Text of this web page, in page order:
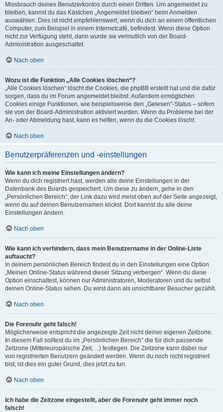
Missbrauch deines Benutzerkontos durch einen Dritten. Um angemeldet zu
bleiben, kannst du das Kästchen „Angemeldet bleiben“ beim Anmelden
auswählen. Dies ist nicht empfehlenswert, wenn du dich an einem öffentlichen
Computer, zum Beispiel in einem Internetcafé, befindest. Wenn diese Option
nicht zur Verfügung steht, dann wurde sie vermutlich von der Board-
Administration ausgeschaltet.
Nach oben
Wozu ist die Funktion „Alle Cookies löschen“?
„Alle Cookies löschen“ löscht die Cookies, die phpBB erstellt hat und die dafür
sorgen, dass du im Forum angemeldet bleibst. Außerdem ermöglichen
Cookies einige Funktionen, wie beispielsweise den „Gelesen“-Status – sofern
sie von der Board-Administration aktiviert wurden. Wenn du Probleme bei der
An- oder Abmeldung hast, kann es helfen, wenn du die Cookies löscht.
Nach oben
Benutzerpräferenzen und -einstellungen
Wie kann ich meine Einstellungen ändern?
Wenn du dich registriert hast, werden alle deine Einstellungen in der
Datenbank des Boards gespeichert. Um diese zu ändern, gehe in den
„Persönlichen Bereich“; der Link dazu wird meist oben auf der Seite angezeigt,
wenn du auf deinen Benutzernamen klickst. Dort kannst du alle deine
Einstellungen ändern.
Nach oben
Wie kann ich verhindern, dass mein Benutzername in der Online-Liste
auftaucht?
In deinem persönlichen Bereich findest du in den Einstellungen eine Option
„Meinen Online-Status während dieser Sitzung verbergen“. Wenn du diese
Option einschaltest, können nur Administratoren, Moderatoren und du selbst
deinen Online-Status sehen. Du wirst dann als unsichtbarer Besucher gezählt.
Nach oben
Die Forenuhr geht falsch!
Möglicherweise entspricht die angezeigte Zeit nicht deiner eigenen Zeitzone.
In diesem Fall solltest du im „Persönlichen Bereich“ die für dich passende
Zeitzone (Mitteleuropäische Zeit, ...) festlegen. Die Zeitzone kann dabei nur
von registrierten Benutzern geändert werden. Wenn du noch nicht registriert
bist, ist dies ein guter Grund, dies jetzt zu tun.
Nach oben
Ich habe die Zeitzone eingestellt, aber die Forenuhr geht immer noch
falsch!